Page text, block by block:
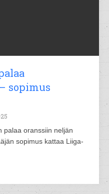
sopimus
palaa oranssiin neljän
sopimus kattaa Liiga-